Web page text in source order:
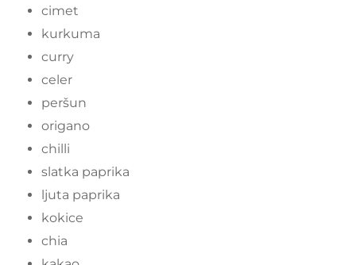
cimet
kurkuma
curry
celer
peršun
origano
chilli
slatka paprika
ljuta paprika
kokice
chia